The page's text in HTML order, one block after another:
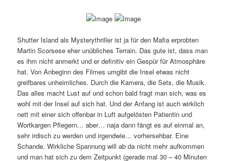
Shutter Island als Mysterythriller ist ja für den Mafia erprobten
Martin Scorsese eher unübliches Terrain. Das gute ist, dass man
es ihm nicht anmerkt und er definitiv ein Gespür für Atmosphäre
hat. Von Anbeginn des Filmes umgibt die Insel etwas nicht
greifbares unheimliches. Durch die Kamera, die Sets, die Musik.
Das alles macht Lust auf und schon bald fragt man sich, was es
wohl mit der Insel auf sich hat. Und der Anfang ist auch wirklich
nett mit einer sich offenbar in Luft aufgelösten Patientin und
Wortkargen Pflegern… aber… naja dann fängt es auf einmal an,
sehr irdisch zu werden und irgendwie… vorhersehbar. Eine
Schande. Wirkliche Spannung will ab da nicht mehr aufkommen
und man hat sich zu dem Zeitpunkt (gerade mal 30 – 40 Minuten